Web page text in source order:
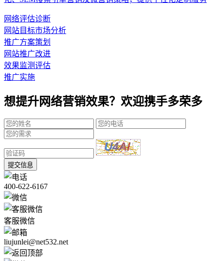
网络评估诊断
网站目标市场分析
推广方案策划
网站推广改进
效果监测评估
推广实施
想提升网络营销效果？欢迎携手多荣多
提交信息
400-622-6167
客服微信
liujunlei@net532.net